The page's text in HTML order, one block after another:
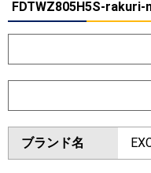
FDTWZ805H5S-rakuri-
ダイキン
東芝
三菱電機
ダイキン
ブランド名